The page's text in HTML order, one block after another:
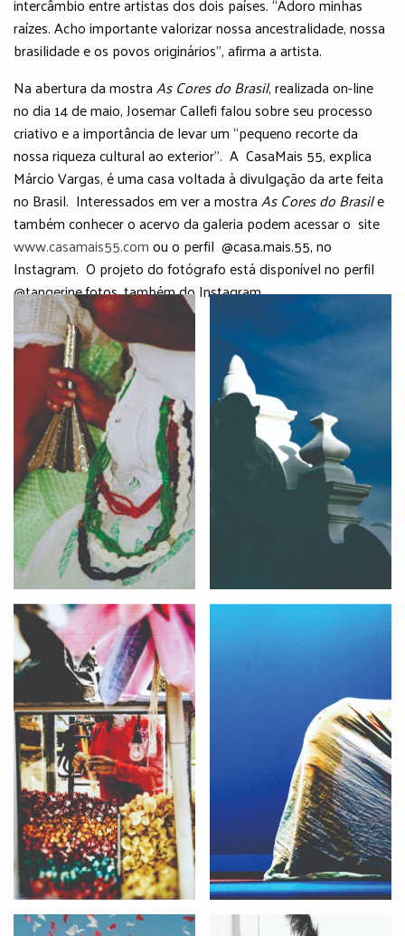
raízes. Acho importante valorizar nossa ancestralidade, nossa
brasilidade e os povos originários”, afirma a artista.
Na abertura da mostraAs Cores do Brasil, realizada on-line
no dia 14 de maio, Josemar Callefi falou sobre seu processo
criativo e a importância de levar um “pequeno recorte da
nossa riqueza cultural ao exterior”. A CasaMais 55, explica
Márcio Vargas, é uma casa voltada à divulgação da arte feita
no Brasil. Interessados em ver a mostraAs Cores do Brasile
também conhecer o acervo da galeria podem acessar o site
www.casamais55.comou o perfil @casa.mais.55, no
Instagram. O projeto do fotógrafo está disponível no perfil
@tangerine.fotos, também do Instagram.